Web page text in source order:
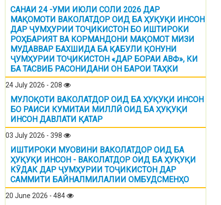
САНАИ 24 -УМИ ИЮЛИ СОЛИ 2026 ДАР
МАҚОМОТИ ВАКОЛАТДОР ОИД БА ҲУҚУҚИ ИНСОН
ДАР ҶУМҲУРИИ ТОҶИКИСТОН БО ИШТИРОКИ
РОҲБАРИЯТ ВА КОРМАНДОНИ МАҚОМОТ МИЗИ
МУДАВВАР БАХШИДА БА ҚАБУЛИ ҚОНУНИ
ҶУМҲУРИИ ТОҶИКИСТОН «ДАР БОРАИ АВФ», КИ
БА ТАСВИБ РАСОНИДАНИ ОН БАРОИ ТАҲКИ
24 July 2026 - 208
МУЛОҚОТИ ВАКОЛАТДОР ОИД БА ҲУҚУҚИ ИНСОН
БО РАИСИ КУМИТАИ МИЛЛӢ ОИД БА ҲУҚУҚИ
ИНСОН ДАВЛАТИ ҚАТАР
03 July 2026 - 398
ИШТИРОКИ МУОВИНИ ВАКОЛАТДОР ОИД БА
ҲУҚУҚИ ИНСОН - ВАКОЛАТДОР ОИД БА ҲУҚУҚИ
КӮДАК ДАР ҶУМҲУРИИ ТОҶИКИСТОН ДАР
САММИТИ БАЙНАЛМИЛАЛИИ ОМБУДСМЕНҲО
20 June 2026 - 484